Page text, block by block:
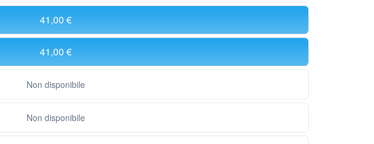
41,00 €
41,00 €
Non disponibile
Non disponibile